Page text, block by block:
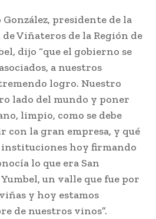
presidente de la
Viñateros de la Región de
dijo “que el gobierno se
a nuestros
logro. Nuestro
lado del mundo y poner
limpio, como se debe
con la gran empresa, y qué
instituciones hoy firmando
lo que era San
un valle que fue por
y hoy estamos
de nuestros vinos”.